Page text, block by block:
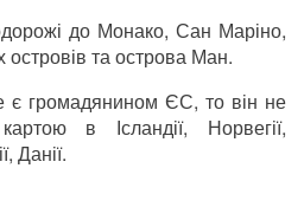
до Монако, Сан Маріно,
та острова Ман.
є громадянином ЄС, то він не
в Ісландії, Норвегії,
Данії.